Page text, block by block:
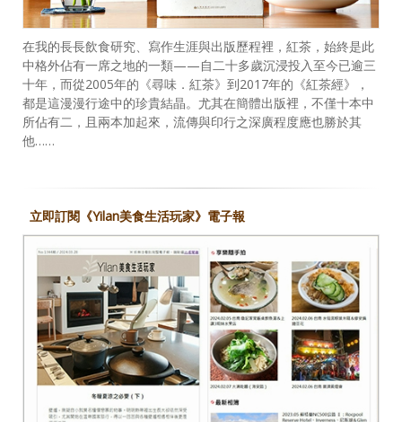
在我的長長飲食研究、寫作生涯與出版歷程裡，紅茶，始終是此
中格外佔有一席之地的一類——自二十多歲沉浸投入至今已逾三
十年，而從2005年的《尋味．紅茶》到2017年的《紅茶經》，
都是這漫漫行途中的珍貴結晶。尤其在簡體出版裡，不僅十本中
所佔有二，且兩本加起來，流傳與印行之深廣程度應也勝於其
他……
立即訂閱《Yilan美食生活玩家》電子報